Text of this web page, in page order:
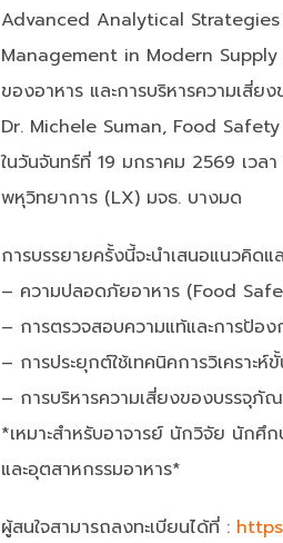
Advanced Analytical
Management in Modern Supply
ของอาหาร และการบริหารความเสี่
Dr. Michele Suman, Food
ในวันจันทร์ที่ 19 มกราคม 2569 เว
พหุวิทยาการ (LX) มจธ. บางมด
การบรรยายครั้งนี้จะนำเสนอแนวคิด
– ความปลอดภัยอาหาร (Food
– การตรวจสอบความแท้และการป้อ
– การประยุกต์ใช้เทคนิคการวิเคราะห์
– การบริหารความเสี่ยงของบรรจุภั
*เหมาะสำหรับอาจารย์ นักวิจัย นักศึ
และอุตสาหกรรมอาหาร*
ผู้สนใจสามารถลงทะเบียนได้ที่ :